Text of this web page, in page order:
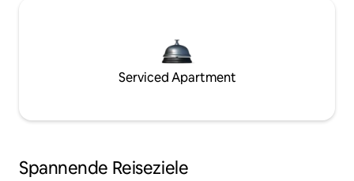
Serviced Apartment
Spannende Reiseziele